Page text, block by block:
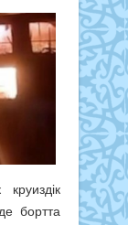
круиздік
бортта